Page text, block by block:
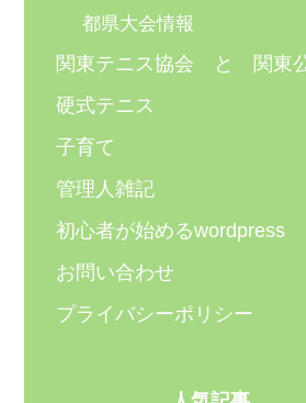
都県大会情報
関東テニス協会 と 関東
硬式テニス
子育て
管理人雑記
初心者が始めるwordpress
お問い合わせ
プライバシーポリシー